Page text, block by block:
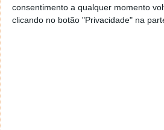
consentimento a qualquer momento
clicando no botão "Privacidade" na
PRÓXIMO ARTIGO
Roubo de contas do WhatsApp?